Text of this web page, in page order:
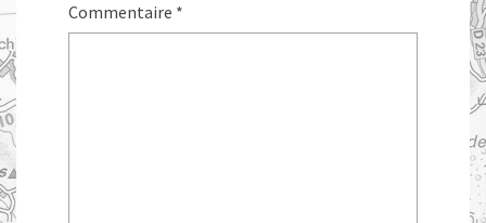
Commentaire *